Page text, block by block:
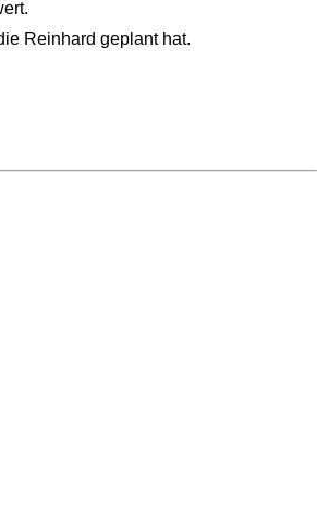
Reinhard geplant hat.